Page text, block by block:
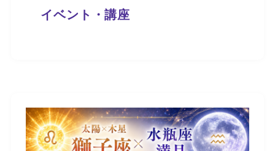
イベント・講座